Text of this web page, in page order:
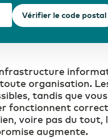
Vérifier le code postal
organisation.
tandis que
fonctionnent
voire pas du
augmente.